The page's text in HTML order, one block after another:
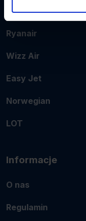
Popularne linie
Ryanair
Wizz Air
Easy Jet
Norwegian
LOT
Informacje
O nas
Regulamin